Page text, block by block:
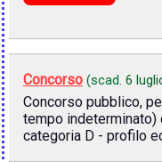
Concorso (scad. 6
Concorso pubblico,
tempo
categoria D - profilo